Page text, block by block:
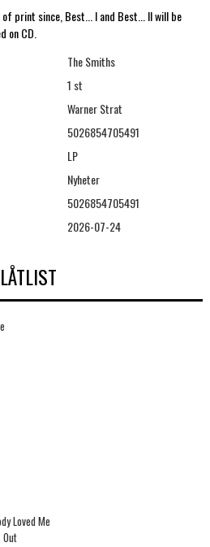
print since, Best... I and Best... II will be
on CD.
The Smiths
1 st
Warner Strat
5026854705491
LP
Nyheter
5026854705491
2026-07-24
LÅTLIST
Loved Me
Out